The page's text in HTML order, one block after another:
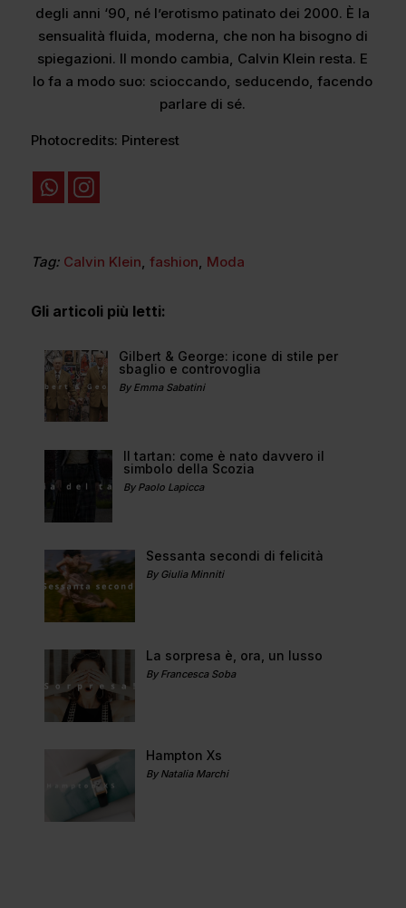
degli anni ‘90, né l’erotismo patinato dei 2000. È la
sensualità fluida, moderna, che non ha bisogno di
spiegazioni. Il mondo cambia, Calvin Klein resta. E
lo fa a modo suo: scioccando, seducendo, facendo
parlare di sé.
Photocredits: Pinterest
Tag: Calvin Klein fashion Moda
Gli articoli più letti:
Gilbert & George: icone di stile per
sbaglio e controvoglia
By Emma Sabatini
Il tartan: come è nato davvero il
simbolo della Scozia
By Paolo Lapicca
Sessanta secondi di felicità
By Giulia Minniti
La sorpresa è, ora, un lusso
By Francesca Soba
Hampton Xs
By Natalia Marchi